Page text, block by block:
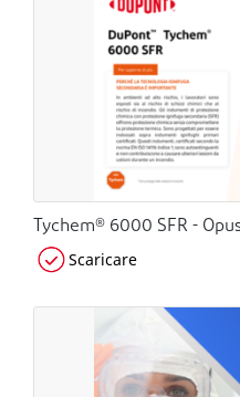
Tychem® 6000 SFR -
Scaricare